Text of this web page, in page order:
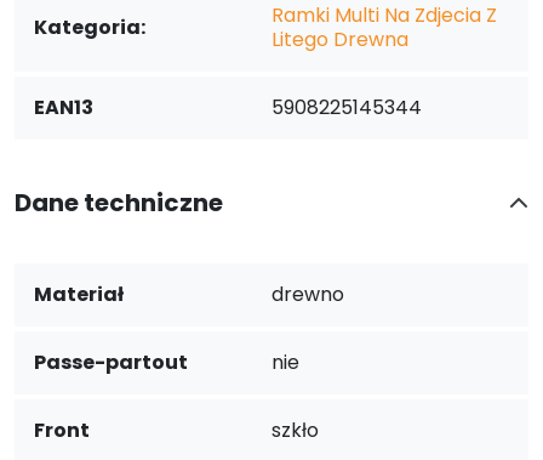
Kategoria:
Ramki Multi Na Zdjecia Z
Litego Drewna
EAN13 5908225145344
Dane techniczne
Materiał drewno
Passe-partout nie
Front szkło